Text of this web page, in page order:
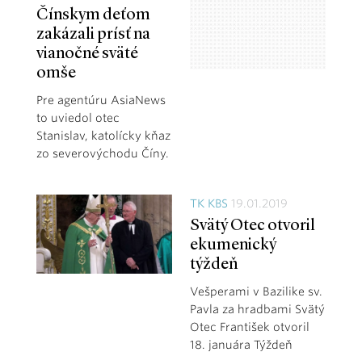
Čínskym deťom
zakázali prísť na
vianočné sväté
omše
Pre agentúru AsiaNews
to uviedol otec
Stanislav, katolícky kňaz
zo severovýchodu Číny.
TK KBS 19.01.2019
Svätý Otec otvoril
ekumenický
týždeň
Vešperami v Bazilike sv.
Pavla za hradbami Svätý
Otec František otvoril
18. januára Týždeň